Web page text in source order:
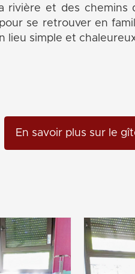
rivière et des chemins
se retrouver en
lieu simple et
En savoir plus sur le